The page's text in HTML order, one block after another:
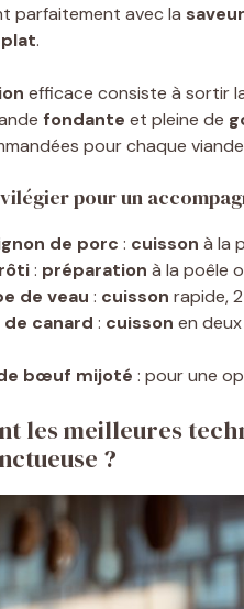
parfaitement avec la saveur
plat.
efficace consiste à sortir
fondante et pleine de
pour chaque
pour un
de porc : cuisson à la
: préparation à la poêle
de veau : cuisson rapide,
canard : cuisson en
bœuf mijoté : pour une
les meilleures
?